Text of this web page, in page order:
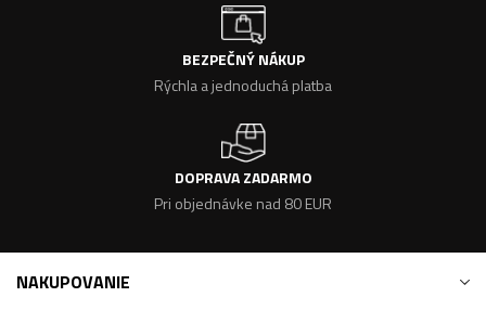
BEZPEČNÝ NÁKUP
Rýchla a jednoduchá platba
DOPRAVA ZADARMO
Pri objednávke nad 80 EUR
NAKUPOVANIE